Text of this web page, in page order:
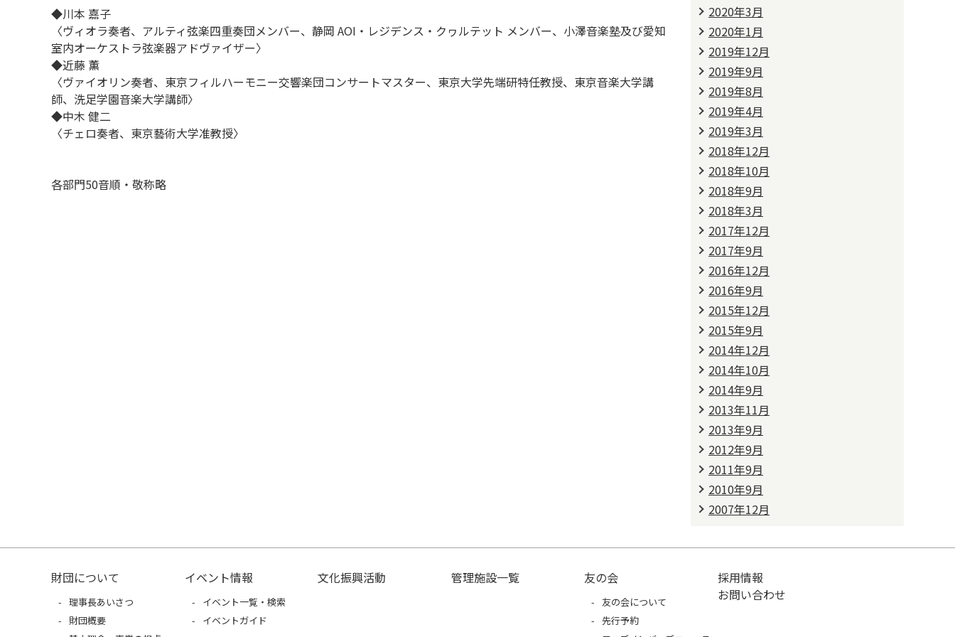
◆川本 嘉子
〈ヴィオラ奏者、アルティ弦楽四重奏団メンバー、静岡 AOI・レジデンス・クヮルテット メンバー、小澤音楽塾及び愛知
室内オーケストラ弦楽器アドヴァイザー〉
◆近藤 薫
〈ヴァイオリン奏者、東京フィルハーモニー交響楽団コンサートマスター、東京大学先端研特任教授、東京音楽大学講
師、洗足学園音楽大学講師〉
◆中木 健二
〈チェロ奏者、東京藝術大学准教授〉
各部門50音順・敬称略
2020年3月
2020年1月
2019年12月
2019年9月
2019年8月
2019年4月
2019年3月
2018年12月
2018年10月
2018年9月
2018年3月
2017年12月
2017年9月
2016年12月
2016年9月
2015年12月
2015年9月
2014年12月
2014年10月
2014年9月
2013年11月
2013年9月
2012年9月
2011年9月
2010年9月
2007年12月
財団について
理事長あいさつ
財団概要
イベント情報
イベント一覧・検索
イベントガイド
文化振興活動 管理施設一覧 友の会
友の会について
先行予約
採用情報
お問い合わせ